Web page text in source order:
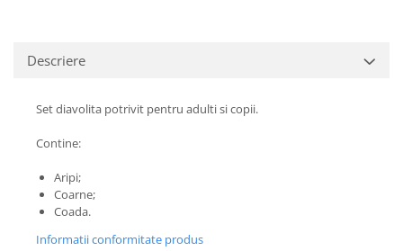
Nunta
Paste
Petrecerea Burlacitelor
Petreceri Aniversare
Valentine's Day
Descriere
Set diavolita potrivit pentru adulti si copii.
Contine:
Aripi;
Coarne;
Coada.
Informatii conformitate produs